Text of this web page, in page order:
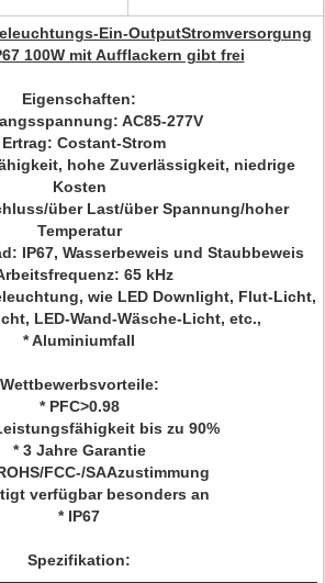
Ein-OutputStromversorgung
100W mit Aufflackern gibt frei
Eigenschaften:
AC85-277V
Ertrag: Costant-Strom
hohe Zuverlässigkeit, niedrige
Kosten
über Last/über Spannung/hoher
Temperatur
IP67, Wasserbeweis und Staubbeweis
65 kHz
wie LED Downlight, Flut-Licht,
LED-Wand-Wäsche-Licht, etc.,
* Aluminiumfall
Wettbewerbsvorteile:
* PFC>0.98
bis zu 90%
* 3 Jahre Garantie
FCC-/SAAzustimmung
verfügbar besonders an
* IP67
Spezifikation: